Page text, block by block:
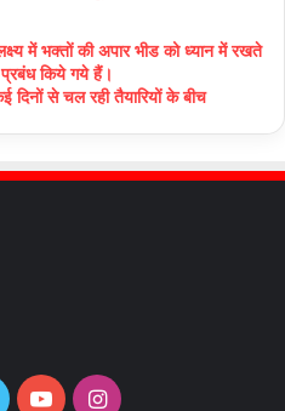
में भक्तों की अपार भीड को ध्यान में रखते
प्रबंध किये गये हैं।
से चल रही तैयारियों के बीच
YouTubeInstagram